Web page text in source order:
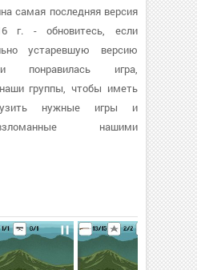
самая последняя версия
г. - обновитесь, если
устаревшую версию
понравилась игра,
группы, чтобы иметь
нужные игры и
нашими